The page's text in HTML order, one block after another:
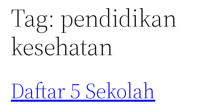
Tag: pendidikan
kesehatan
Daftar 5 Sekolah